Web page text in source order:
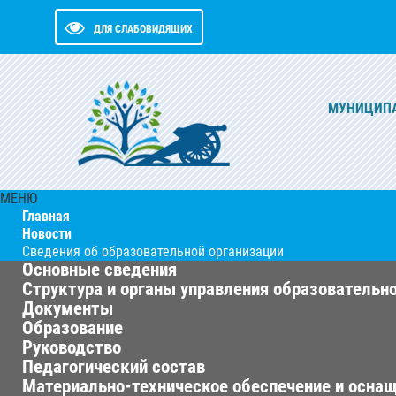
ДЛЯ СЛАБОВИДЯЩИХ
МЕНЮ
Главная
Новости
Сведения об образовательной организации
Основные сведения
Структура и органы управления
Документы
Образование
Руководство
Педагогический состав
Материально-техническое обеспечение и